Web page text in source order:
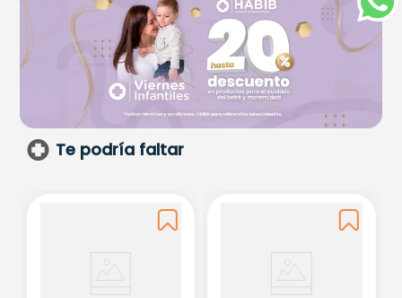
Te podría faltar